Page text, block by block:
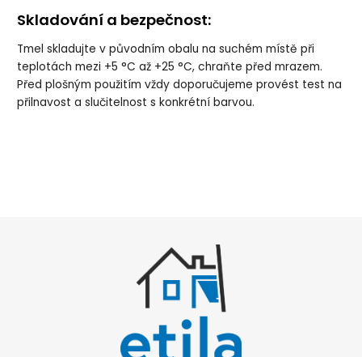
Skladování a bezpečnost:
Tmel skladujte v původním obalu na suchém místě při
teplotách mezi +5 °C až +25 °C, chraňte před mrazem.
Před plošným použitím vždy doporučujeme provést test na
přilnavost a slučitelnost s konkrétní barvou.